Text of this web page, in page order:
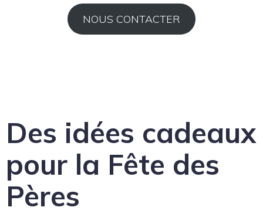
NOUS CONTACTER
Des idées cadeaux
pour la Fête des
Pères